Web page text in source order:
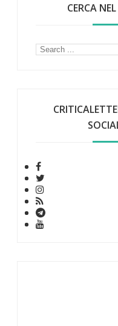
CERCA